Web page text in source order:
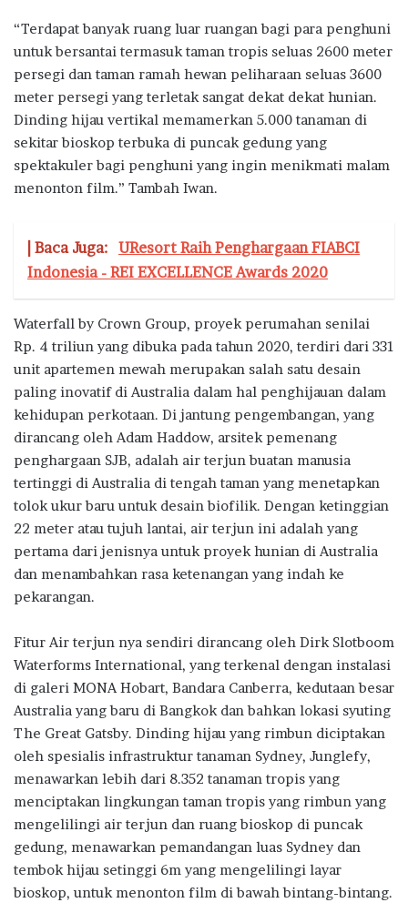
“Terdapat banyak ruang luar ruangan bagi para penghuni
untuk bersantai termasuk taman tropis seluas 2600 meter
persegi dan taman ramah hewan peliharaan seluas 3600
meter persegi yang terletak sangat dekat dekat hunian.
Dinding hijau vertikal memamerkan 5.000 tanaman di
sekitar bioskop terbuka di puncak gedung yang
spektakuler bagi penghuni yang ingin menikmati malam
menonton film.” Tambah Iwan.
| Baca Juga: UResort Raih Penghargaan FIABCI
Indonesia - REI EXCELLENCE Awards 2020
Waterfall by Crown Group, proyek perumahan senilai
Rp. 4 triliun yang dibuka pada tahun 2020, terdiri dari 331
unit apartemen mewah merupakan salah satu desain
paling inovatif di Australia dalam hal penghijauan dalam
kehidupan perkotaan. Di jantung pengembangan, yang
dirancang oleh Adam Haddow, arsitek pemenang
penghargaan SJB, adalah air terjun buatan manusia
tertinggi di Australia di tengah taman yang menetapkan
tolok ukur baru untuk desain biofilik. Dengan ketinggian
22 meter atau tujuh lantai, air terjun ini adalah yang
pertama dari jenisnya untuk proyek hunian di Australia
dan menambahkan rasa ketenangan yang indah ke
pekarangan.
Fitur Air terjun nya sendiri dirancang oleh Dirk Slotboom
Waterforms International, yang terkenal dengan instalasi
di galeri MONA Hobart, Bandara Canberra, kedutaan besar
Australia yang baru di Bangkok dan bahkan lokasi syuting
The Great Gatsby. Dinding hijau yang rimbun diciptakan
oleh spesialis infrastruktur tanaman Sydney, Junglefy,
menawarkan lebih dari 8.352 tanaman tropis yang
menciptakan lingkungan taman tropis yang rimbun yang
mengelilingi air terjun dan ruang bioskop di puncak
gedung, menawarkan pemandangan luas Sydney dan
tembok hijau setinggi 6m yang mengelilingi layar
bioskop, untuk menonton film di bawah bintang-bintang.